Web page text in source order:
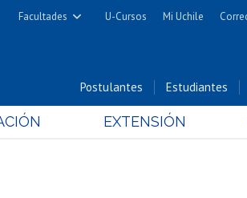
Facultades
Cs. Físicas y Matemáticas
Cs.
Cs. Químicas y Farmacéuticas
U-Cursos Mi Uchile
Postulantes Estudiantes
EXTENSIÓN